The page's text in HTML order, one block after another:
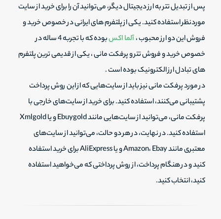
پس از تبدیل تتر به ارز دیجیتال دیگر، می‌توانید آن را برای خرید از سایت
موردنظر استفاده کنید. یکی از پلتفرم های ایرانی در خصوص خرید و
فروش این دو ارز محبوب ،آلما اکس
بوده که با تجربه 4 ساله در
خصوص خرید و فروش تتر و پرفکت مانی ، یکی از قدیمی ترین پلتفرم
های تبادل ارز الکترونیک بوده است .
در مورد پرفکت مانی نیز باید از سایت‌هایی که از این روش پرداخت
پشتیبانی می‌کنند، استفاده کنید. برای خرید از سایت‌های خارجی با
پرفکت مانی، می‌توانید از سایت‌هایی مانند Ebuygold و یا Xmlgold
استفاده کنید. در نهایت، در هر دو حالت، می‌توانید از سایت‌های
معتبری مانند Amazon، Ebay و یا AliExpress برای خرید استفاده
کنید و در هنگام پرداخت، از روش پرداختی که می‌خواهید استفاده
کنید، انتخاب کنید.